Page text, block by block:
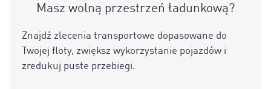
Masz wolną przestrzeń ładunkową?
Znajdź zlecenia transportowe dopasowane do
Twojej floty, zwiększ wykorzystanie pojazdów i
zredukuj puste przebiegi.